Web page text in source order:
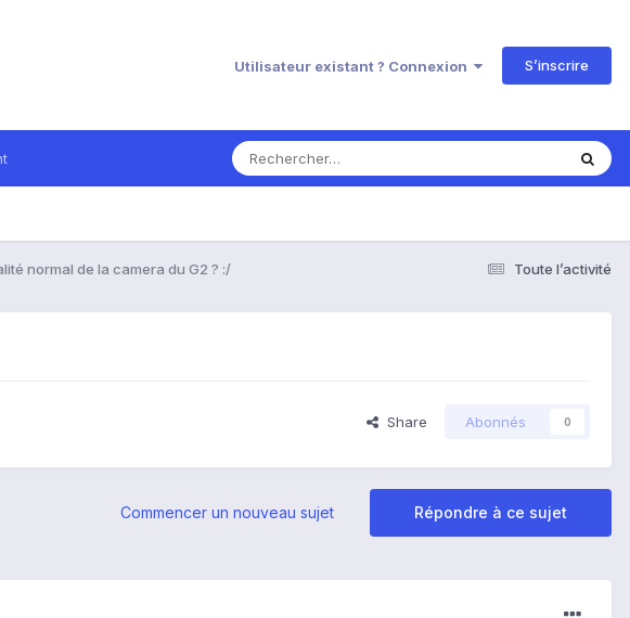
Utilisateur existant ? Connexion S’inscrire
Toute l’activité
normal de la camera du G2 ? :/
Share Abonnés 0
Répondre à ce sujet
Commencer un nouveau sujet